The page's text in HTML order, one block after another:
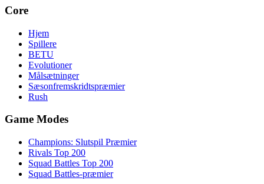
Core
Hjem
Spillere
BETU
Evolutioner
Målsætninger
Sæsonfremskridtspræmier
Rush
Game Modes
Champions: Slutspil Præmier
Rivals Top 200
Squad Battles Top 200
Squad Battles-præmier